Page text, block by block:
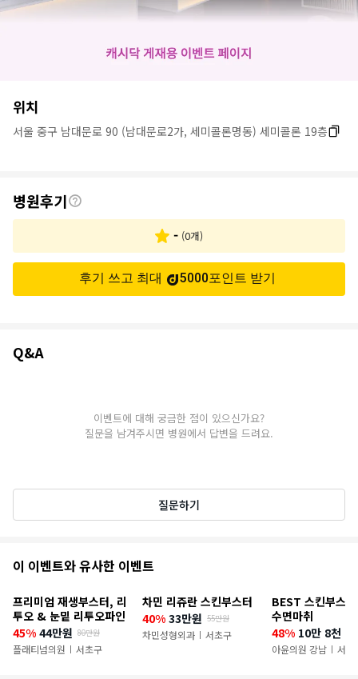
병
원
위치
서울 중구 남대문로 90 (남대문로2가, 세미콜론명동) 세미콜론 19층
후
기
병원후기
- (0개)
후기 쓰고 최대 5000포인트 받기
Q&A
이벤트에 대해 궁금한 점이 있으신가요?
질문을 남겨주시면 병원에서 답변을 드려요.
질문하기
추
이
벤
이 이벤트와 유사한 이벤트
프리미엄 재생부스터, 리
투오 & 눈밑 리투오파인
45% 44만원 80만원
플래티넘의원 | 서초구
차민 리쥬란 스킨부스터
40% 33만원 55만원
차민성형외과 | 서초구
BEST 스킨부스
수면마취
48% 10만 8천 9
아윤의원 강남 | 서초